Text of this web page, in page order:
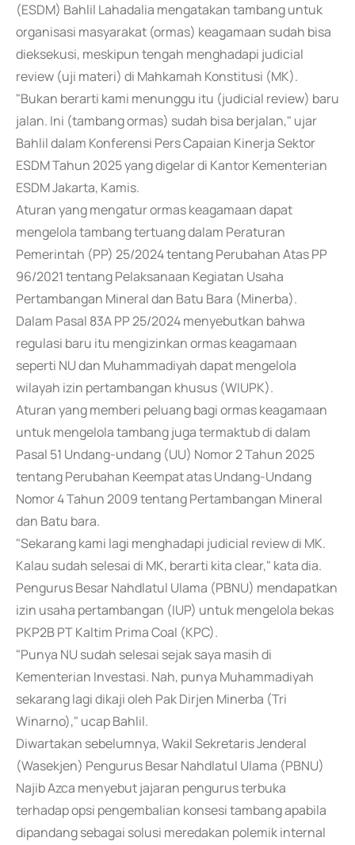
(ESDM) Bahlil Lahadalia mengatakan tambang untuk
organisasi masyarakat (ormas) keagamaan sudah bisa
dieksekusi, meskipun tengah menghadapi judicial
review (uji materi) di Mahkamah Konstitusi (MK).
"Bukan berarti kami menunggu itu (judicial review) baru
jalan. Ini (tambang ormas) sudah bisa berjalan," ujar
Bahlil dalam Konferensi Pers Capaian Kinerja Sektor
ESDM Tahun 2025 yang digelar di Kantor Kementerian
ESDM Jakarta, Kamis.
Aturan yang mengatur ormas keagamaan dapat
mengelola tambang tertuang dalam Peraturan
Pemerintah (PP) 25/2024 tentang Perubahan Atas PP
96/2021 tentang Pelaksanaan Kegiatan Usaha
Pertambangan Mineral dan Batu Bara (Minerba).
Dalam Pasal 83A PP 25/2024 menyebutkan bahwa
regulasi baru itu mengizinkan ormas keagamaan
seperti NU dan Muhammadiyah dapat mengelola
wilayah izin pertambangan khusus (WIUPK).
Aturan yang memberi peluang bagi ormas keagamaan
untuk mengelola tambang juga termaktub di dalam
Pasal 51 Undang-undang (UU) Nomor 2 Tahun 2025
tentang Perubahan Keempat atas Undang-Undang
Nomor 4 Tahun 2009 tentang Pertambangan Mineral
dan Batu bara.
"Sekarang kami lagi menghadapi judicial review di MK.
Kalau sudah selesai di MK, berarti kita clear," kata dia.
Pengurus Besar Nahdlatul Ulama (PBNU) mendapatkan
izin usaha pertambangan (IUP) untuk mengelola bekas
PKP2B PT Kaltim Prima Coal (KPC).
"Punya NU sudah selesai sejak saya masih di
Kementerian Investasi. Nah, punya Muhammadiyah
sekarang lagi dikaji oleh Pak Dirjen Minerba (Tri
Winarno)," ucap Bahlil.
Diwartakan sebelumnya, Wakil Sekretaris Jenderal
(Wasekjen) Pengurus Besar Nahdlatul Ulama (PBNU)
Najib Azca menyebut jajaran pengurus terbuka
terhadap opsi pengembalian konsesi tambang apabila
dipandang sebagai solusi meredakan polemik internal